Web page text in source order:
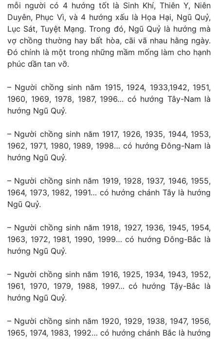
mỗi người có 4 hướng tốt là Sinh Khí, Thiên Y, Niên
Duyên, Phục Vì, và 4 hướng xấu là Họa Hại, Ngũ Quỷ,
Lục Sát, Tuyệt Mạng. Trong đó, Ngũ Quỷ là hướng mà
vợ chồng thường hay bất hòa, cãi vã nhau hằng ngày.
Đó chính là một trong những mầm mống làm cho hạnh
phúc dần tan vỡ.
– Người chồng sinh năm 1915, 1924, 1933,1942, 1951,
1960, 1969, 1978, 1987, 1996… có hướng Tây-Nam là
hướng Ngũ Quỷ.
– Người chồng sinh năm 1917, 1926, 1935, 1944, 1953,
1962, 1971, 1980, 1989, 1998… có hướng Đông-Nam là
hướng Ngũ Quỷ.
– Người chồng sinh năm 1919, 1928, 1937, 1946, 1955,
1964, 1973, 1982, 1991… có hướng chánh Tây là hướng
Ngũ Quỷ.
– Người chồng sinh năm 1918, 1927, 1936, 1945, 1954,
1963, 1972, 1981, 1990, 1999… có hướng Đông-Bắc là
hướng Ngũ Quỷ.
– Người chồng sinh năm 1916, 1925, 1934, 1943, 1952,
1961, 1970, 1979, 1988, 1997… có hướng Tậy-Bắc là
hướng Ngũ Quỷ.
– Người chồng sinh năm 1920, 1929, 1938, 1947, 1956,
1965, 1974, 1983, 1992… có hướng chánh Bắc là hướng